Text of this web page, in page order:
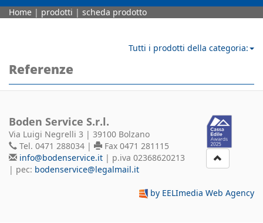
Home | prodotti | scheda prodotto
Tutti i prodotti della categoria:
Referenze
Boden Service S.r.l.
Via Luigi Negrelli 3 | 39100 Bolzano
Tel. 0471 288034 |
Fax 0471 281115
info@bodenservice.it | p.iva 02368620213
| pec: bodenservice@legalmail.it
by EELImedia Web Agency